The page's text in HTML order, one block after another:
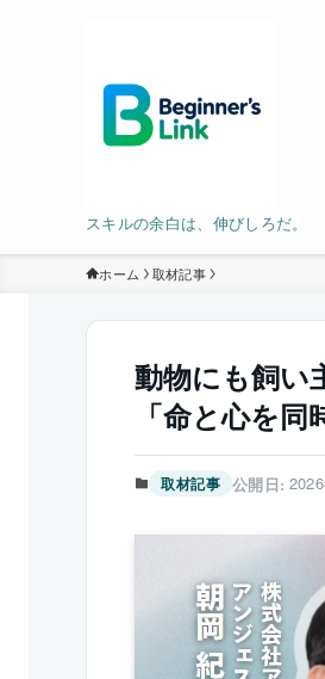
スキルの余白は、伸びしろだ
ホーム 取材記事
動物にも飼い
「命と心を同
取材記事